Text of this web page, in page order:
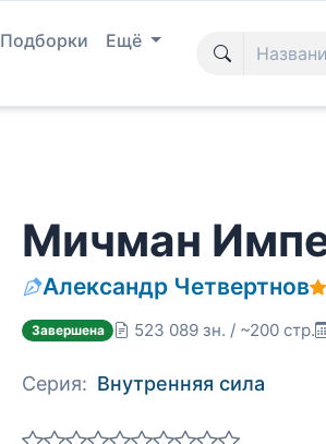
Подборки Ещё
Мичман
Александр Четвертнов
Завершена 523 089 зн. / ~200 стр.
Серия: Внутренняя сила